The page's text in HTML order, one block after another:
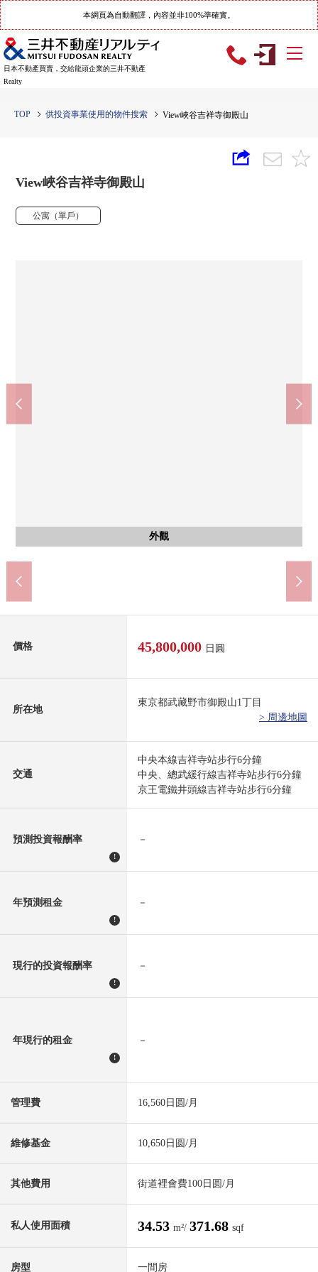
本網頁為自動翻譯，內容並非100%準確實。
日本不動產買賣，交給龍頭企業的三井不動產
Realty
TOP 供投資事業使用的物件搜索 View峽谷吉祥寺御殿山
View峽谷吉祥寺御殿山
公寓（單戶）
外觀
入口
外觀
外觀
外觀
外觀
入口
入口
共有部分
垃圾場地
其他當地
前面道路
其他當地
前面道路
價格 45,800,000 日圓
所在地
東京都武藏野市御殿山1丁目
> 周邊地圖
交通
中央本線吉祥寺站步行6分鐘
中央、總武緩行線吉祥寺站步行6分鐘
京王電鐵井頭線吉祥寺站步行6分鐘
預測投資報酬率
!
－
年預測租金
!
－
現行的投資報酬率
!
－
年現行的租金
!
－
管理費 16,560日圆/月
維修基金 10,650日圆/月
其他費用 街道裡會費100日圆/月
私人使用面積 34.53 m²/ 371.68 sqf
房型 一間房